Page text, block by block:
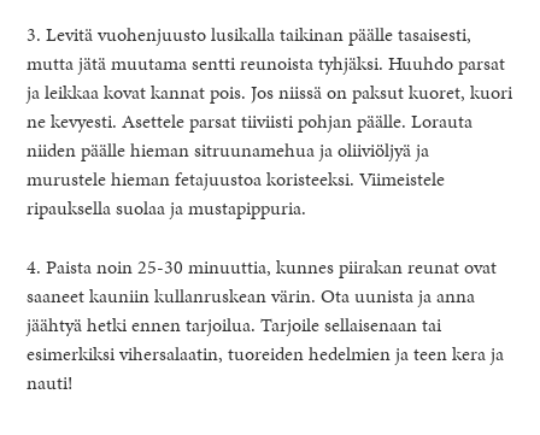
3. Levitä vuohenjuusto lusikalla taikinan päälle tasaisesti,
mutta jätä muutama sentti reunoista tyhjäksi. Huuhdo parsat
ja leikkaa kovat kannat pois. Jos niissä on paksut kuoret, kuori
ne kevyesti. Asettele parsat tiiviisti pohjan päälle. Lorauta
niiden päälle hieman sitruunamehua ja oliiviöljyä ja
murustele hieman fetajuustoa koristeeksi. Viimeistele
ripauksella suolaa ja mustapippuria.
4. Paista noin 25-30 minuuttia, kunnes piirakan reunat ovat
saaneet kauniin kullanruskean värin. Ota uunista ja anna
jäähtyä hetki ennen tarjoilua. Tarjoile sellaisenaan tai
esimerkiksi vihersalaatin, tuoreiden hedelmien ja teen kera ja
nauti!